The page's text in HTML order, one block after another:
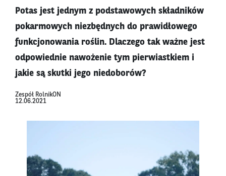
Potas jest jednym z podstawowych składników
pokarmowych niezbędnych do prawidłowego
funkcjonowania roślin. Dlaczego tak ważne jest
odpowiednie nawożenie tym pierwiastkiem i
jakie są skutki jego niedoborów?
Zespół RolnikON
12.06.2021